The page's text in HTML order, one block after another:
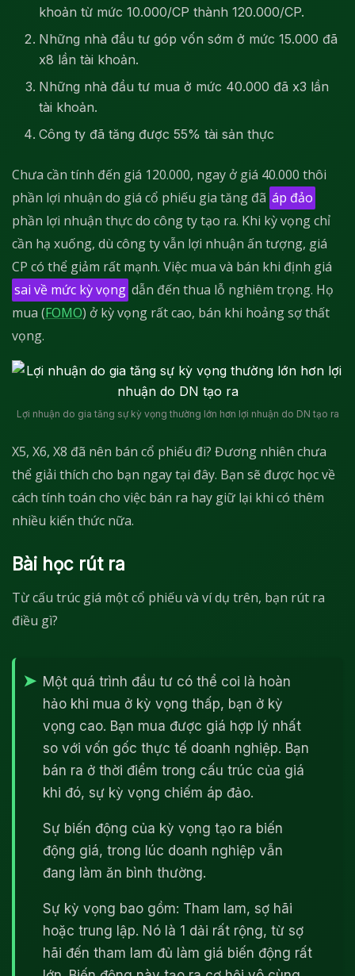
khoản từ mức 10.000/CP thành 120.000/CP.
Những nhà đầu tư góp vốn sớm ở mức 15.000 đã
x8 lần tài khoản.
Những nhà đầu tư mua ở mức 40.000 đã x3 lần
tài khoản.
Công ty đã tăng được 55% tài sản thực
Chưa cần tính đến giá 120.000, ngay ở giá 40.000 thôi
phần lợi nhuận do giá cổ phiếu gia tăng đã áp đảo
phần lợi nhuận thực do công ty tạo ra. Khi kỳ vọng chỉ
cần hạ xuống, dù công ty vẫn lợi nhuận ấn tượng, giá
CP có thể giảm rất mạnh. Việc mua và bán khi định giá
sai về mức kỳ vọng dẫn đến thua lỗ nghiêm trọng. Họ
mua (FOMO) ở kỳ vọng rất cao, bán khi hoảng sợ thất
vọng.
Lợi nhuận do gia tăng sự kỳ vọng thường lớn hơn lợi nhuận do DN tạo ra
X5, X6, X8 đã nên bán cổ phiếu đi? Đương nhiên chưa
thể giải thích cho bạn ngay tại đây. Bạn sẽ được học về
cách tính toán cho việc bán ra hay giữ lại khi có thêm
nhiều kiến thức nữa.
Bài học rút ra
Từ cấu trúc giá một cổ phiếu và ví dụ trên, bạn rút ra
điều gì?
Một quá trình đầu tư có thể coi là hoàn
hảo khi mua ở kỳ vọng thấp, bạn ở kỳ
vọng cao. Bạn mua được giá hợp lý nhất
so với vốn gốc thực tế doanh nghiệp. Bạn
bán ra ở thời điểm trong cấu trúc của giá
khi đó, sự kỳ vọng chiếm áp đảo.
Sự biến động của kỳ vọng tạo ra biến
động giá, trong lúc doanh nghiệp vẫn
đang làm ăn bình thường.
Sự kỳ vọng bao gồm: Tham lam, sợ hãi
hoặc trung lập. Nó là 1 dải rất rộng, từ sợ
hãi đến tham lam đủ làm giá biến động rất